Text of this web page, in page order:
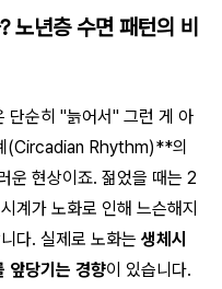
노년층 수면 패턴의 비
단순히 "늙어서" 그런 게 아
(Circadian Rhythm)**의
운 현상이죠. 젊었을 때는 2
계가 노화로 인해 느슨해지
다. 실제로 노화는 생체시
앞당기는 경향이 있습니다.